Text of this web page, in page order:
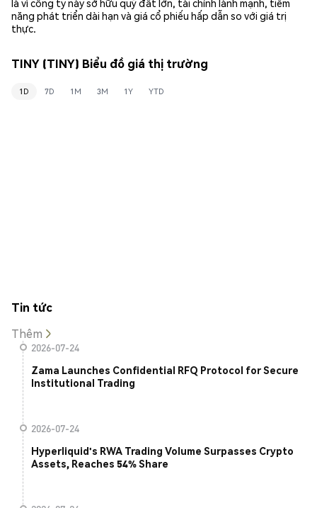
là vì công ty này sở hữu quỹ đất lớn, tài chính lành mạnh, tiềm
năng phát triển dài hạn và giá cổ phiếu hấp dẫn so với giá trị
thực.
TINY (TINY) Biểu đồ giá thị trường
1D 7D 1M 3M 1Y YTD
Tin tức
Thêm
2026-07-24
Zama Launches Confidential RFQ Protocol for Secure
Institutional Trading
2026-07-24
Hyperliquid's RWA Trading Volume Surpasses Crypto
Assets, Reaches 54% Share